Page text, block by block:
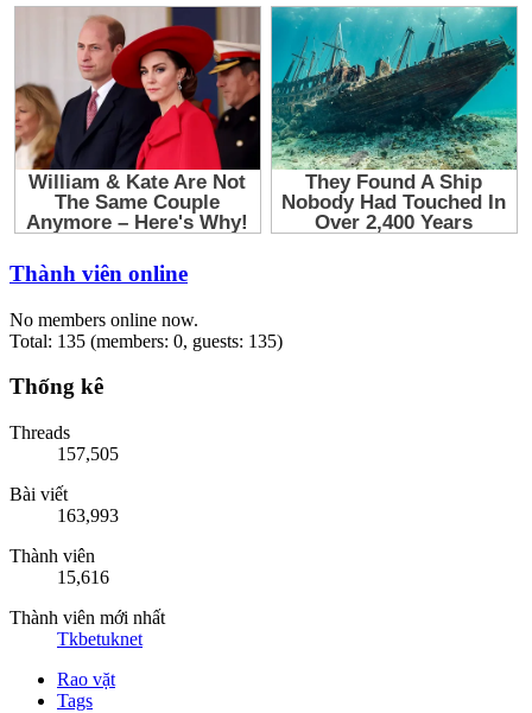
Thành viên online
No members online now.
Total: 135 (members: 0, guests: 135)
Thống kê
Threads
157,505
Bài viết
163,993
Thành viên
15,616
Thành viên mới nhất
Tkbetuknet
Rao vặt
Tags